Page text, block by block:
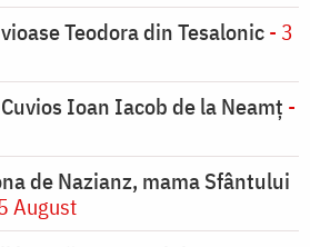
Teodora din Tesalonic- 3
Ioan Iacob de la Neamț -
de Nazianz, mama Sfântului
August